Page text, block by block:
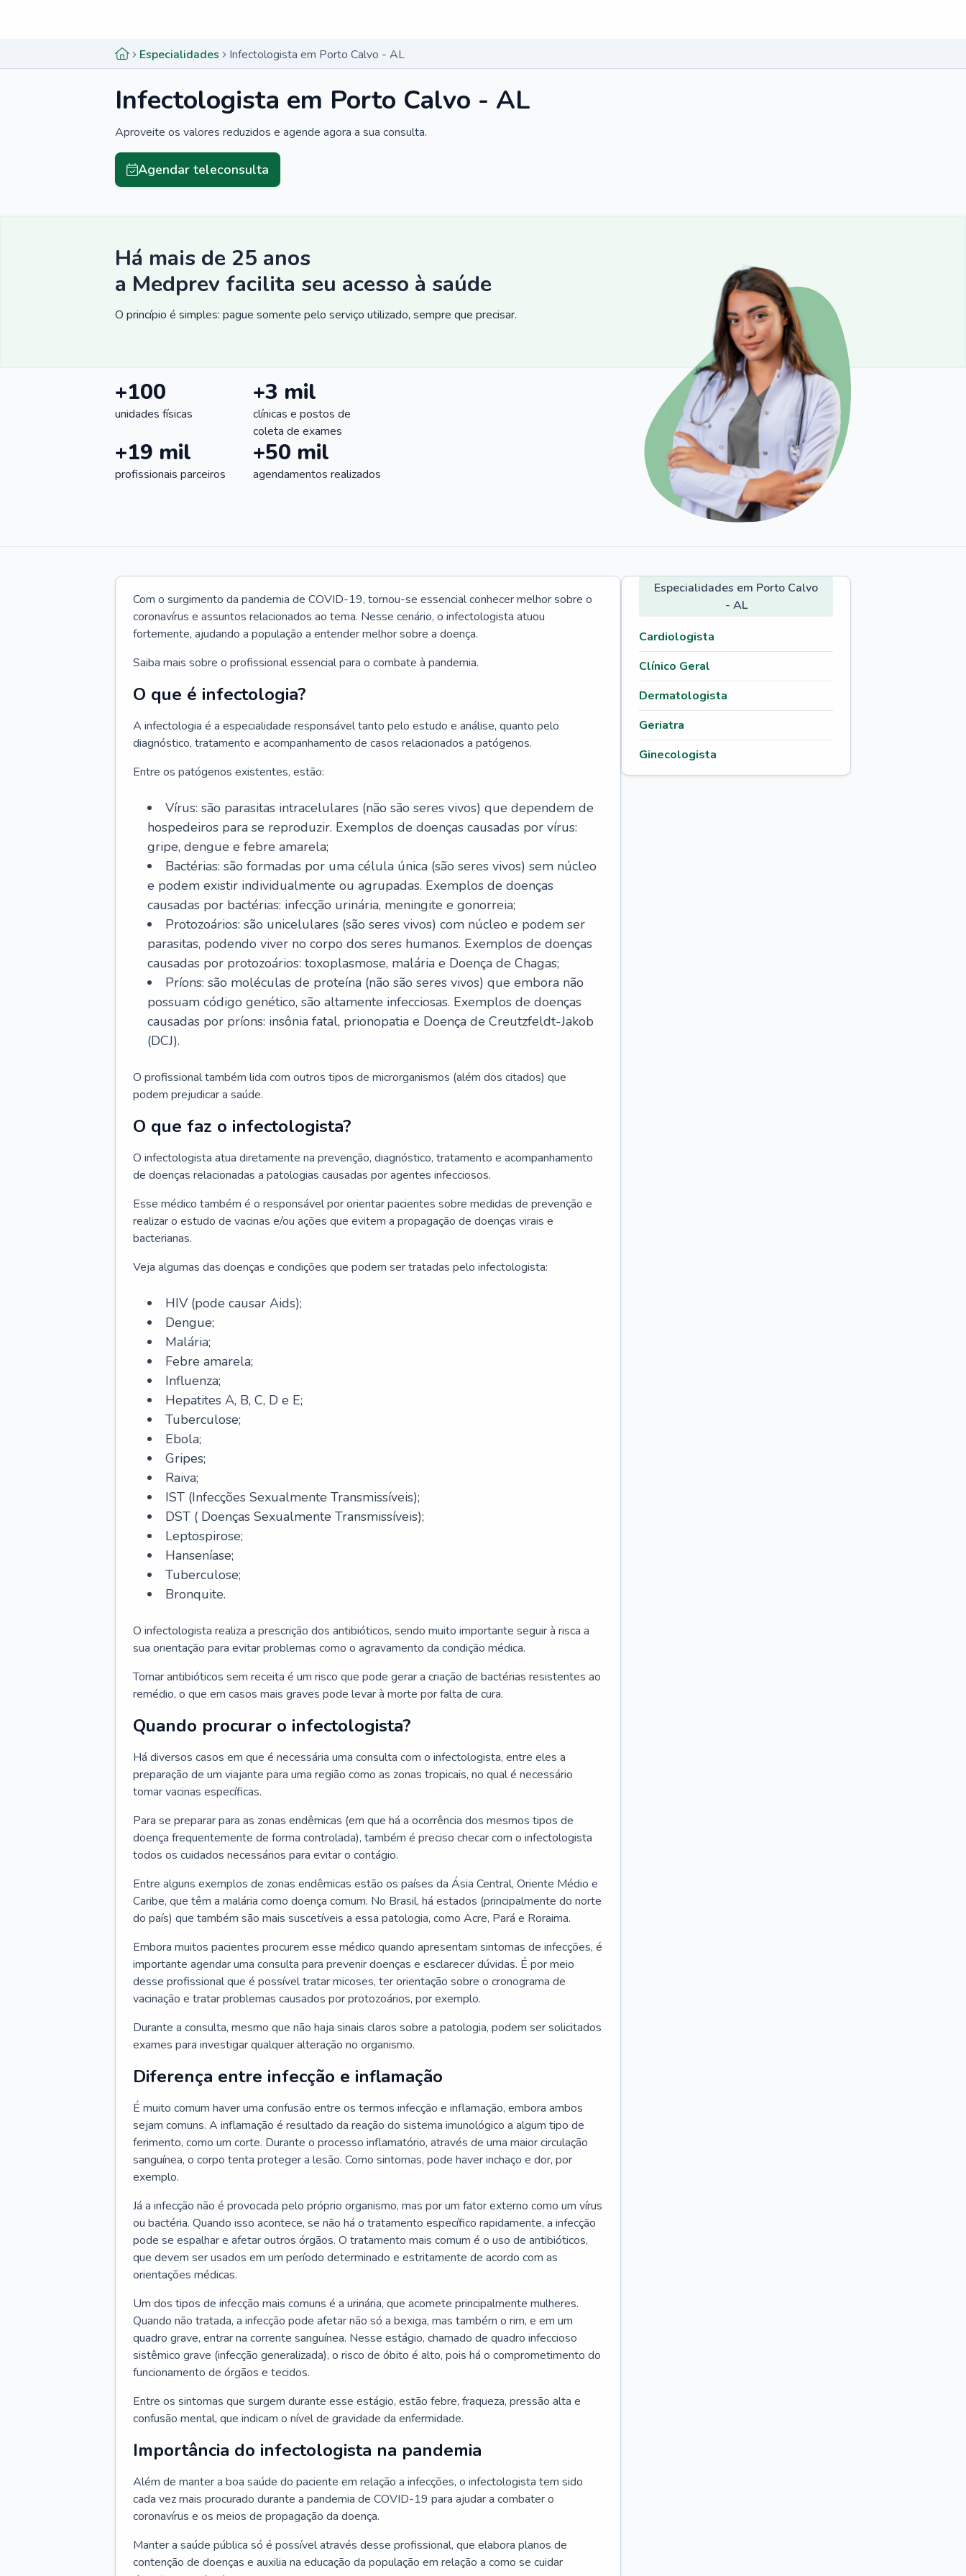
Especialidades Infectologista em Porto Calvo - AL
Infectologista em Porto Calvo - AL
Aproveite os valores reduzidos e agende agora a sua consulta.
Agendar teleconsulta
Há mais de 25 anos
a Medprev facilita seu acesso à saúde
O princípio é simples: pague somente pelo serviço utilizado, sempre que precisar.
+100
unidades físicas
+3 mil
clínicas e postos de
coleta de exames
+19 mil
profissionais parceiros
+50 mil
agendamentos realizados
Com o surgimento da pandemia de COVID-19, tornou-se essencial conhecer melhor sobre o
coronavírus e assuntos relacionados ao tema. Nesse cenário, o infectologista atuou
fortemente, ajudando a população a entender melhor sobre a doença.
Saiba mais sobre o profissional essencial para o combate à pandemia.
O que é infectologia?
A infectologia é a especialidade responsável tanto pelo estudo e análise, quanto pelo
diagnóstico, tratamento e acompanhamento de casos relacionados a patógenos.
Entre os patógenos existentes, estão:
Vírus: são parasitas intracelulares (não são seres vivos) que dependem de
hospedeiros para se reproduzir. Exemplos de doenças causadas por vírus:
gripe, dengue e febre amarela;
Bactérias: são formadas por uma célula única (são seres vivos) sem núcleo
e podem existir individualmente ou agrupadas. Exemplos de doenças
causadas por bactérias: infecção urinária, meningite e gonorreia;
Protozoários: são unicelulares (são seres vivos) com núcleo e podem ser
parasitas, podendo viver no corpo dos seres humanos. Exemplos de doenças
causadas por protozoários: toxoplasmose, malária e Doença de Chagas;
Príons: são moléculas de proteína (não são seres vivos) que embora não
possuam código genético, são altamente infecciosas. Exemplos de doenças
causadas por príons: insônia fatal, prionopatia e Doença de Creutzfeldt-Jakob
(DCJ).
O profissional também lida com outros tipos de microrganismos (além dos citados) que
podem prejudicar a saúde.
O que faz o infectologista?
O infectologista atua diretamente na prevenção, diagnóstico, tratamento e acompanhamento
de doenças relacionadas a patologias causadas por agentes infecciosos.
Esse médico também é o responsável por orientar pacientes sobre medidas de prevenção e
realizar o estudo de vacinas e/ou ações que evitem a propagação de doenças virais e
bacterianas.
Veja algumas das doenças e condições que podem ser tratadas pelo infectologista:
HIV (pode causar Aids);
Dengue;
Malária;
Febre amarela;
Influenza;
Hepatites A, B, C, D e E;
Tuberculose;
Ebola;
Gripes;
Raiva;
IST (Infecções Sexualmente Transmissíveis);
DST ( Doenças Sexualmente Transmissíveis);
Leptospirose;
Hanseníase;
Tuberculose;
Bronquite.
O infectologista realiza a prescrição dos antibióticos, sendo muito importante seguir à risca a
sua orientação para evitar problemas como o agravamento da condição médica.
Tomar antibióticos sem receita é um risco que pode gerar a criação de bactérias resistentes ao
remédio, o que em casos mais graves pode levar à morte por falta de cura.
Quando procurar o infectologista?
Há diversos casos em que é necessária uma consulta com o infectologista, entre eles a
preparação de um viajante para uma região como as zonas tropicais, no qual é necessário
tomar vacinas específicas.
Para se preparar para as zonas endêmicas (em que há a ocorrência dos mesmos tipos de
doença frequentemente de forma controlada), também é preciso checar com o infectologista
todos os cuidados necessários para evitar o contágio.
Entre alguns exemplos de zonas endêmicas estão os países da Ásia Central, Oriente Médio e
Caribe, que têm a malária como doença comum. No Brasil, há estados (principalmente do norte
do país) que também são mais suscetíveis a essa patologia, como Acre, Pará e Roraima.
Embora muitos pacientes procurem esse médico quando apresentam sintomas de infecções, é
importante agendar uma consulta para prevenir doenças e esclarecer dúvidas. É por meio
desse profissional que é possível tratar micoses, ter orientação sobre o cronograma de
vacinação e tratar problemas causados por protozoários, por exemplo.
Durante a consulta, mesmo que não haja sinais claros sobre a patologia, podem ser solicitados
exames para investigar qualquer alteração no organismo.
Diferença entre infecção e inflamação
É muito comum haver uma confusão entre os termos infecção e inflamação, embora ambos
sejam comuns. A inflamação é resultado da reação do sistema imunológico a algum tipo de
ferimento, como um corte. Durante o processo inflamatório, através de uma maior circulação
sanguínea, o corpo tenta proteger a lesão. Como sintomas, pode haver inchaço e dor, por
exemplo.
Já a infecção não é provocada pelo próprio organismo, mas por um fator externo como um vírus
ou bactéria. Quando isso acontece, se não há o tratamento específico rapidamente, a infecção
pode se espalhar e afetar outros órgãos. O tratamento mais comum é o uso de antibióticos,
que devem ser usados em um período determinado e estritamente de acordo com as
orientações médicas.
Um dos tipos de infecção mais comuns é a urinária, que acomete principalmente mulheres.
Quando não tratada, a infecção pode afetar não só a bexiga, mas também o rim, e em um
quadro grave, entrar na corrente sanguínea. Nesse estágio, chamado de quadro infeccioso
sistêmico grave (infecção generalizada), o risco de óbito é alto, pois há o comprometimento do
funcionamento de órgãos e tecidos.
Entre os sintomas que surgem durante esse estágio, estão febre, fraqueza, pressão alta e
confusão mental, que indicam o nível de gravidade da enfermidade.
Importância do infectologista na pandemia
Além de manter a boa saúde do paciente em relação a infecções, o infectologista tem sido
cada vez mais procurado durante a pandemia de COVID-19 para ajudar a combater o
coronavírus e os meios de propagação da doença.
Manter a saúde pública só é possível através desse profissional, que elabora planos de
contenção de doenças e auxilia na educação da população em relação a como se cuidar
Especialidades em Porto Calvo
- AL
Cardiologista
Clínico Geral
Dermatologista
Geriatra
Ginecologista